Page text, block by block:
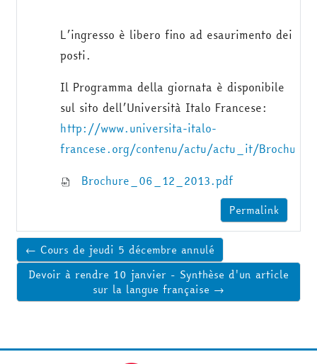
L’ingresso è libero fino ad esaurimento dei
posti.
Il Programma della giornata è disponibile
sul sito dell’Università Italo Francese:
http://www.universita-italo-
francese.org/contenu/actu/actu_it/
Brochure_06_12_2013.pdf
Permalink
← Cours de jeudi 5 décembre annulé
Devoir à rendre 10 janvier - Synthèse d'un article
sur la langue française →